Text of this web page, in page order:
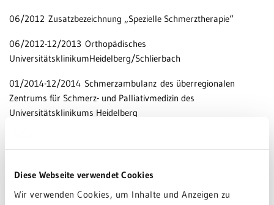
Diese Webseite verwendet Cookies
Wir verwenden Cookies, um Inhalte und Anzeigen zu
06/2012 Zusatzbezeichnung „Spezielle Schmerztherapie“
06/2012-12/2013 Orthopädisches
UniversitätsklinikumHeidelberg/Schlierbach
01/2014-12/2014 Schmerzambulanz des überregionalen
Zentrums für Schmerz- und Palliativmedizin des
Universitätsklinikums Heidelberg
Traditionelle Chinesische Medizin (DGTCM)
01/2015-08/2016 Aufbau der Spezialisierten Ambulanten